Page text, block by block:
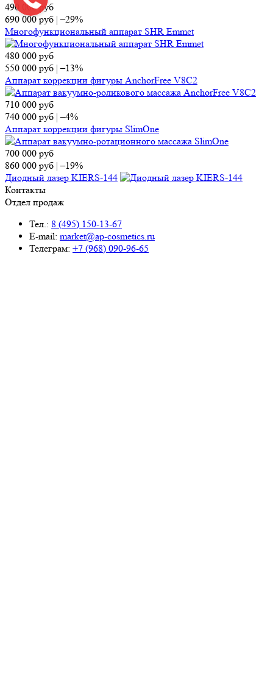
490 000руб
690 000 руб |–29%
Многофункциональный аппарат SHR Emmet
480 000 руб
550 000 руб |–13%
Аппарат коррекции фигуры AnchorFree V8C2
710 000 руб
740 000 руб |–4%
Аппарат коррекции фигуры SlimOne
700 000 руб
860 000 руб |–19%
Диодный лазер KIERS-144
Контакты
Отдел продаж
Тел.: 8 (495) 150-13-67
E-mail: market@ap-cosmetics.ru
Телеграм: +7 (968) 090-96-65